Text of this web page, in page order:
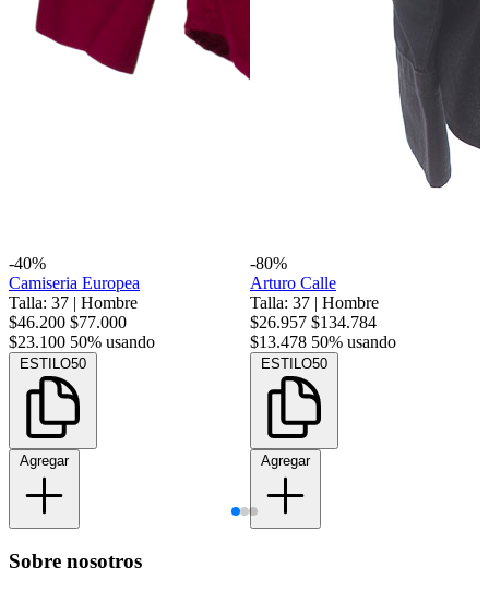
-40%
Camiseria Europea
Talla: 37 | Hombre
$46.200 $77.000
$23.100 50% usando
ESTILO50
Agregar
-80%
Arturo Calle
Talla: 37 | Hombre
$26.957 $134.784
$13.478 50% usando
ESTILO50
Agregar
Sobre nosotros